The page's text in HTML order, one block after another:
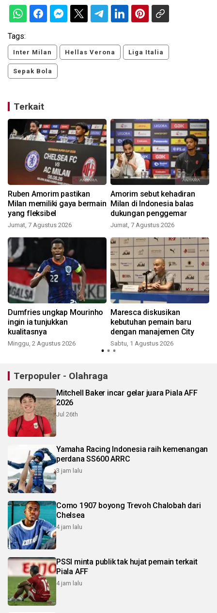
Tags:
Inter Milan Hellas Verona Liga Italia
Sepak Bola
Terkait
Ruben Amorim pastikan
Milan memiliki gaya bermain
yang fleksibel
Jumat, 7 Agustus 2026
Amorim sebut kehadiran
Milan di Indonesia balas
dukungan penggemar
Jumat, 7 Agustus 2026
Dumfries ungkap Mourinho
ingin ia tunjukkan
kualitasnya
Minggu, 2 Agustus 2026
Maresca diskusikan
kebutuhan pemain baru
dengan manajemen City
Sabtu, 1 Agustus 2026
Terpopuler - Olahraga
Mitchell Baker incar gelar juara Piala AFF
2026
Jul 26th
Yamaha Racing Indonesia raih kemenangan
perdana SS600 ARRC
3 jam lalu
Como 1907 boyong Trevoh Chalobah dari
Chelsea
4 jam lalu
PSSI minta publik tak hujat pemain terkait
Piala AFF
4 jam lalu